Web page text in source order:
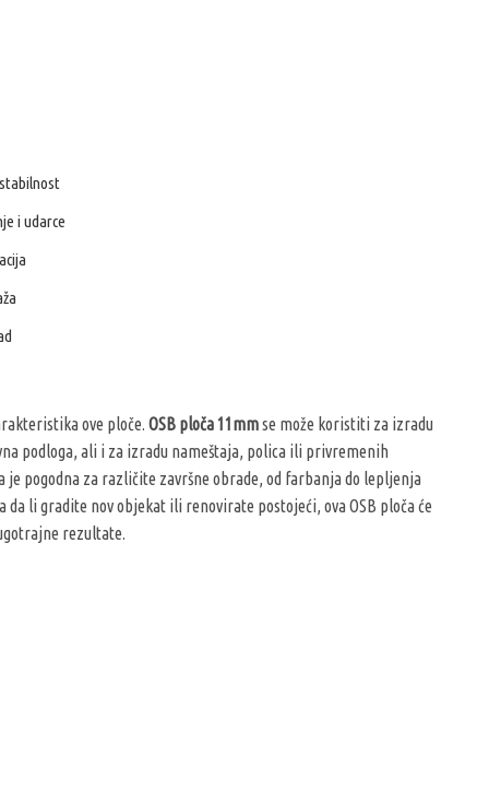
i udarce
ove ploče. OSB ploča 11mmse može koristiti za izradu
podloga, ali i za izradu nameštaja, polica ili privremenih
pogodna za različite završne obrade, od farbanja do lepljenja
li gradite nov objekat ili renovirate postojeći, ova OSB ploča će
rezultate.